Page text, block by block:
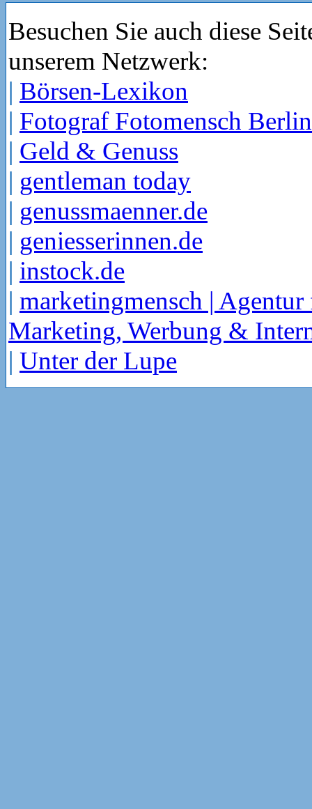
Besuchen Sie auch diese
unserem Netzwerk:
| Börsen-Lexikon
| Fotograf Fotomensch Berlin
| Geld & Genuss
| gentleman today
| genussmaenner.de
| geniesserinnen.de
| instock.de
| marketingmensch | Agentur
Marketing, Werbung &
| Unter der Lupe